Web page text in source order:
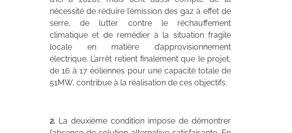
nécessité de réduire l’émission des gaz à effet de
serre, de lutter contre le réchauffement
climatique et de remédier à la situation fragile
locale en matière d’approvisionnement
électrique. L’arrêt retient finalement que le projet,
de 16 à 17 éoliennes pour une capacité totale de
51MW, contribue à la réalisation de ces objectifs.
2. La deuxième condition impose de démontrer